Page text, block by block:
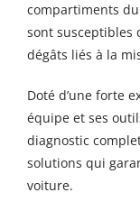
compartiments
sont susceptibles
dégâts liés à la
Doté d’une forte
équipe et ses
diagnostic
solutions qui
voiture.